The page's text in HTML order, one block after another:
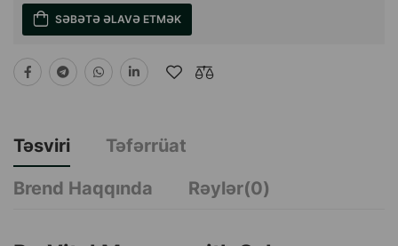
SƏBƏTƏ ƏLAVƏ ETMƏK
Təsviri
Təfərrüat
Brend Haqqında
Rəylər(0)